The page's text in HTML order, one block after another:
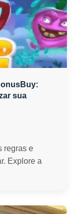
sua
regras e
Explore a